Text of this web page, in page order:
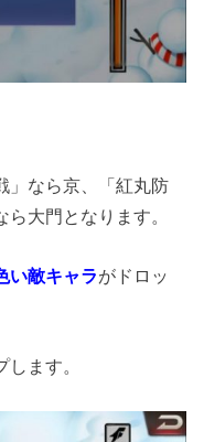
」なら京、「紅丸防
大門となります。
い敵キャラがドロッ
します。